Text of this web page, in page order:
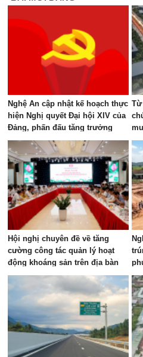
Nghệ An cập nhật kế hoạch thực
hiện Nghị quyết Đại hội XIV của
Đảng, phấn đấu tăng trưởng
GRDP 11–12%/năm
Từ
Hội nghị chuyên đề về tăng
cường công tác quản lý hoạt
động khoáng sản trên địa bàn
tỉnh